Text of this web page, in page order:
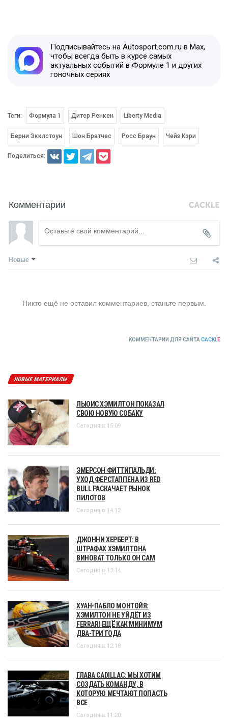
Подписывайтесь на Autosport.com.ru в Max,
чтобы всегда быть в курсе самых
актуальных событий в Формуле 1 и других
гоночных сериях
Теги: Формула 1 Дитер Ренкен Liberty Media
Берни Экклстоун Шон Братчес Росс Браун Чейз Кэри
Поделиться:
Комментарии
Новые
Никто ещё не оставил комментариев, станьте первым.
КОММЕНТАРИИ ДЛЯ САЙТАCACKLE
НОВЫЕ МАТЕРИАЛЫ
ЛЬЮИС ХЭМИЛТОН ПОКАЗАЛ
СВОЮ НОВУЮ СОБАКУ
Сегодня в 15:09
ЭМЕРСОН ФИТТИПАЛЬДИ:
УХОД ФЕРСТАППЕНА ИЗ RED
BULL РАСКАЧАЕТ РЫНОК
ПИЛОТОВ
Сегодня в 14:12
ДЖОННИ ХЕРБЕРТ: В
ШТРАФАХ ХЭМИЛТОНА
ВИНОВАТ ТОЛЬКО ОН САМ
Сегодня в 13:14
ХУАН-ПАБЛО МОНТОЙЯ:
ХЭМИЛТОН НЕ УЙДЁТ ИЗ
FERRARI ЕЩЁ КАК МИНИМУМ
ДВА-ТРИ ГОДА
Сегодня в 12:18
ГЛАВА CADILLAC: МЫ ХОТИМ
СОЗДАТЬ КОМАНДУ, В
КОТОРУЮ МЕЧТАЮТ ПОПАСТЬ
ВСЕ
Сегодня в 11:20